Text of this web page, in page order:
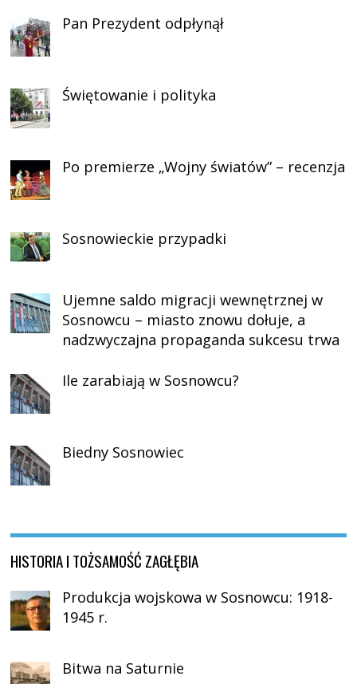
Pan Prezydent odpłynął
Świętowanie i polityka
Po premierze „Wojny światów” – recenzja
Sosnowieckie przypadki
Ujemne saldo migracji wewnętrznej w
Sosnowcu – miasto znowu dołuje, a
nadzwyczajna propaganda sukcesu trwa
Ile zarabiają w Sosnowcu?
Biedny Sosnowiec
HISTORIA I TOŻSAMOŚĆ ZAGŁĘBIA
Produkcja wojskowa w Sosnowcu: 1918-
1945 r.
Bitwa na Saturnie